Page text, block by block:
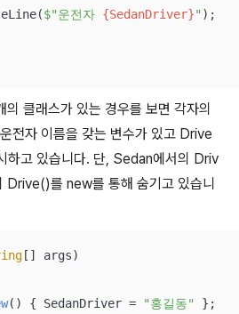
$"운전자 {SedanDriver}" );
클래스가 있는 경우를 보면 각자의
전자 이름을 갖는 변수가 있고 Drive
하고 있습니다. 단, Sedan에서의 Driv
를 new를 통해 숨기고 있습니
[] args)
( ) { SedanDriver = "홍길동" };